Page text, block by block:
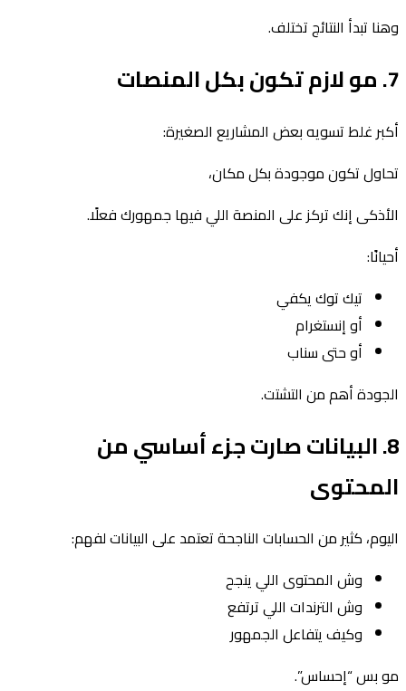
وهنا تبدأ النتائج تختلف.
7. مو لازم تكون بكل المنصات
أكبر غلط تسويه بعض المشاريع الصغيرة:
تحاول تكون موجودة بكل مكان،
الأذكى إنك تركز على المنصة اللي فيها جمهورك فعلًا.
أحيانًا:
تيك توك يكفي
أو إنستغرام
أو حتى سناب
الجودة أهم من التشتت.
8. البيانات صارت جزء أساسي من
المحتوى
اليوم، كثير من الحسابات الناجحة تعتمد على البيانات لفهم:
وش المحتوى اللي ينجح
وش الترندات اللي ترتفع
وكيف يتفاعل الجمهور
مو بس “إحساس”.